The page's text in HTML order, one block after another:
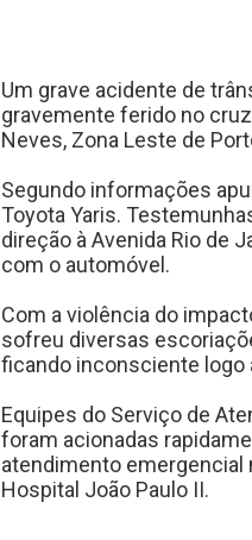
Um grave acidente de
gravemente ferido no
Neves, Zona Leste de
Segundo informações
Toyota Yaris.
direção à Avenida Rio de
com o automóvel.
Com a violência do
sofreu diversas
ficando inconsciente logo
Equipes do Serviço de
foram acionadas
atendimento emergencial
Hospital João Paulo II.